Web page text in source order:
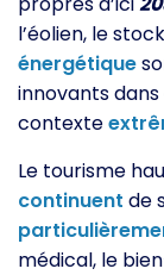
l’éolien, le
énergétique
innovants
contexte
Le tourisme
continuent de
médical, le